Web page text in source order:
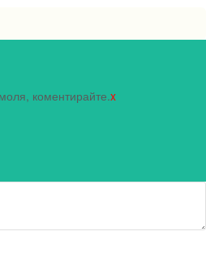
коментирайте.x